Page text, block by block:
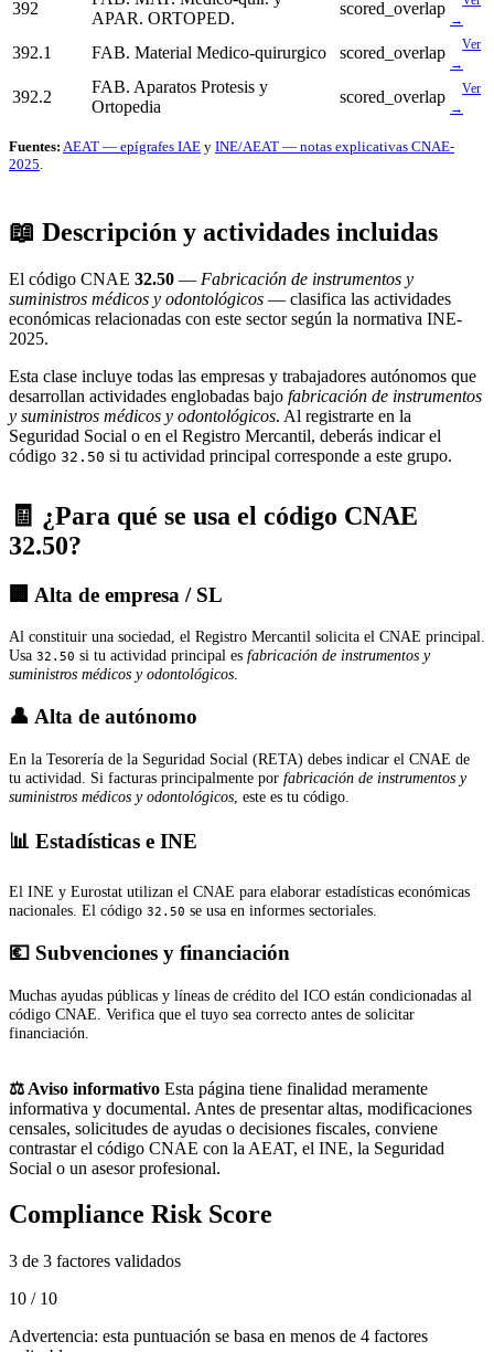
392
APAR. ORTOPED.
scored_overlap
→
392.1 FAB. Material Medico-quirurgico scored_overlap
Ver
→
392.2
FAB. Aparatos Protesis y
Ortopedia
scored_overlap
Ver
→
Fuentes: AEAT — epígrafes IAE y INE/AEAT — notas explicativas CNAE-
2025
📖 Descripción y actividades incluidas
El código CNAE 32.50 — Fabricación de instrumentos y
suministros médicos y odontológicos — clasifica las actividades
económicas relacionadas con este sector según la normativa INE-
2025.
Esta clase incluye todas las empresas y trabajadores autónomos que
desarrollan actividades englobadas bajo fabricación de instrumentos
y suministros médicos y odontológicos. Al registrarte en la
Seguridad Social o en el Registro Mercantil, deberás indicar el
código 32.50 si tu actividad principal corresponde a este grupo.
🧾 ¿Para qué se usa el código CNAE
32.50?
🏢 Alta de empresa / SL
Al constituir una sociedad, el Registro Mercantil solicita el CNAE principal.
Usa 32.50 si tu actividad principal es fabricación de instrumentos y
suministros médicos y odontológicos.
👤 Alta de autónomo
En la Tesorería de la Seguridad Social (RETA) debes indicar el CNAE de
tu actividad. Si facturas principalmente por fabricación de instrumentos y
suministros médicos y odontológicos , este es tu código.
📊 Estadísticas e INE
El INE y Eurostat utilizan el CNAE para elaborar estadísticas económicas
nacionales. El código 32.50 se usa en informes sectoriales.
💶 Subvenciones y financiación
Muchas ayudas públicas y líneas de crédito del ICO están condicionadas al
código CNAE. Verifica que el tuyo sea correcto antes de solicitar
financiación.
⚖️ Aviso informativo Esta página tiene finalidad meramente
informativa y documental. Antes de presentar altas, modificaciones
censales, solicitudes de ayudas o decisiones fiscales, conviene
contrastar el código CNAE con la AEAT, el INE, la Seguridad
Social o un asesor profesional.
Compliance Risk Score
3 de 3 factores validados
10 / 10
Advertencia: esta puntuación se basa en menos de 4 factores